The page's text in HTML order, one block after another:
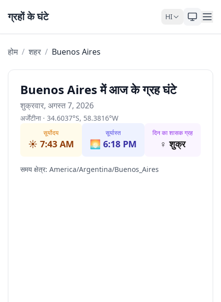
Skip to content
ग्रहों के घंटे HI
होम / शहर / Buenos Aires
Buenos Aires में आज के ग्रह घंटे
शुक्रवार, अगस्त 7, 2026
अर्जेंटीना· 34.6037°S, 58.3816°W
सूर्योदय
☀️ 7:43 AM
सूर्यास्त
🌅 6:18 PM
दिन का शासक ग्रह
♀ शुक्र
समय क्षेत्र: America/Argentina/Buenos_Aires